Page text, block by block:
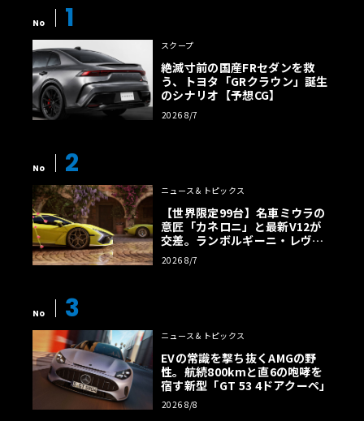
No 1
スクープ
絶滅寸前の国産FRセダンを救
う、トヨタ「GRクラウン」誕生
のシナリオ【予想CG】
2026 8/7
No 2
ニュース＆トピックス
【世界限定99台】名車ミウラの
意匠「カネロニ」と最新V12が
交差。ランボルギーニ・レヴエ
ルトに60周年記念車が登場
2026 8/7
No 3
ニュース＆トピックス
EVの常識を撃ち抜くAMGの野
性。航続800kmと直6の咆哮を
宿す新型「GT 53 4ドアクーペ」
2026 8/8